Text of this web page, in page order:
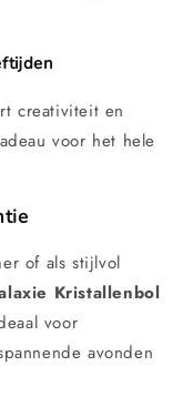
creativiteit en
voor het hele
of als stijlvol
Kristallenbol
voor
avonden